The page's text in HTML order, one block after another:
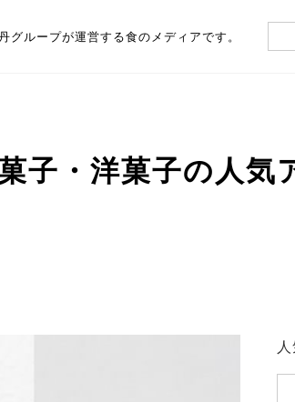
ループが運営する食のメディアです。
子・洋菓子の人気